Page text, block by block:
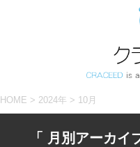
HOME > 2024年 > 10月
「 月別アーカ